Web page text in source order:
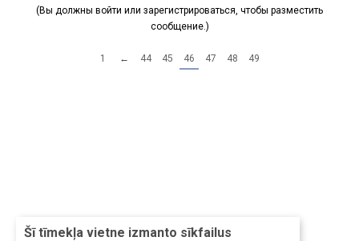
Šī tīmekļa vietne izmanto sīkfailus
(Вы должны войти или зарегистрироваться, чтобы разместить
сообщение.)
1 ← 44 45 46 47 48 49